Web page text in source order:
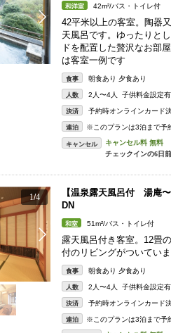
和洋室 42m²/バス・トイレ付
42平米以上の客室。陶器
天風呂です。ゆったりと
ドを配置した贅沢なお
は客室一例です
食事 朝食あり 夕食あり
人数 2人〜4人 子供料金設定有
決済 予約時オンラインカード
連泊 ※このプランは3泊まで予
キャンセル
1/4
【温泉露天風呂付 湯庵
DN
和室 51m²/バス・トイレ付
露天風呂付き客室。12畳
付のリビングがついてい
食事 朝食あり 夕食あり
人数 2人〜4人 子供料金設定有
決済 予約時オンラインカード
連泊 ※このプランは3泊まで予